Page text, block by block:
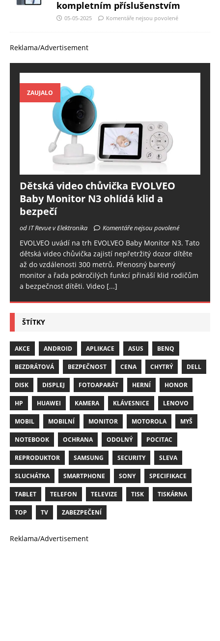
kompletním příslušenstvím
05-05-2025 Komentáře nejsou povolené
Reklama/Advertisement
ZAUJALO
Dětská video chůvička EVOLVEO
Baby Monitor N3 ohlídá klid a
bezpečí
od IT Revue v Elektronika Komentáře nejsou povolené
EVOLVEO uvádí na trh EVOLVEO Baby Monitor N3. Tato
dětská video chůvička zajistí nepřetržitý dozor dítěte
až do vzdálenosti 300 metrů. Přenosný barevný
monitor a řada pokročilých funkcí přináší klid rodičům
a bezpečnost dítěti. Video [...]
ŠTÍTKY
AKCE ANDROID APLIKACE ASUS BENQ
BEZDRÁTOVÁ BEZPEČNOST CENA CHYTRÝ DELL
DISK DISPLEJ FOTOAPARÁT HERNÍ HONOR
HP HUAWEI KAMERA KLÁVESNICE LENOVO
MOBIL MOBILNÍ MONITOR MOTOROLA MYŠ
NOTEBOOK OCHRANA ODOLNÝ POCITAC
REPRODUKTOR SAMSUNG SECURITY SLEVA
SLUCHÁTKA SMARTPHONE SONY SPECIFIKACE
TABLET TELEFON TELEVIZE TISK TISKÁRNA
TOP TV ZABEZPEČENÍ
Reklama/Advertisement